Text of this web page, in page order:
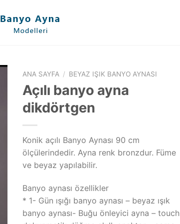
ANA SAYFA / BEYAZ IŞIK BANYO AYNASI
Açılı banyo ayna
dikdörtgen
Konik açılı Banyo Aynası 90 cm
ölçülerindedir. Ayna renk bronzdur. Füme
ve beyaz yapılabilir.
Banyo aynası özellikler
* 1- Gün ışığı banyo aynası – beyaz ışık
banyo aynası- Buğu önleyici ayna – touch